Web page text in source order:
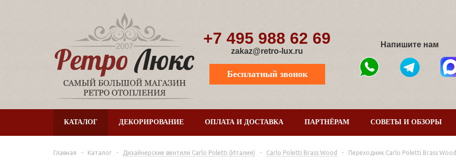
+7 495 988 62 69
zakaz@retro-lux.ru
Бесплатный звонок
Напишите нам
КАТАЛОГ ДЕКОРИРОВАНИЕ ОПЛАТА И ДОСТАВКА ПАРТНЁРАМ СОВЕТЫ И ОБЗОРЫ
Главная - Каталог - Дизайнерские вентили Сarlo Poletti (Италия) - Carlo Poletti Brass Wood - Переходник Carlo Poletti Brass Wood